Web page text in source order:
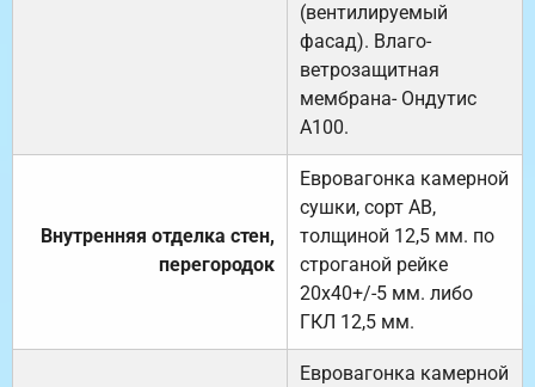
(вентилируемый
фасад). Влаго-
ветрозащитная
мембрана- Ондутис
А100.
Внутренняя отделка стен,
перегородок
Евровагонка камерной
сушки, сорт АВ,
толщиной 12,5 мм. по
строганой рейке
20х40+/-5 мм. либо
ГКЛ 12,5 мм.
Евровагонка камерной